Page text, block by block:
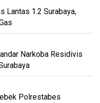
Lantas 1.2 Surabaya,
Narkoba Residivis
Polrestabes